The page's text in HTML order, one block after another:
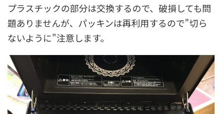
プラスチックの部分は交換するので、破損しても問
題ありませんが、パッキンは再利用するので"切ら
ないように"注意します。